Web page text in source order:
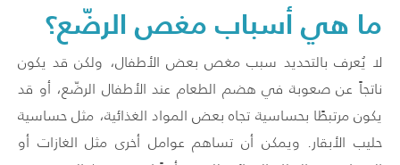
ما هي أسباب مغص الرضّع؟
لا يُعرف بالتحديد سبب مغص بعض الأطفال، ولكن قد يكون
ناتجاً عن صعوبة في هضم الطعام عند الأطفال الرضّع، أو قد
يكون مرتبطًا بحساسية تجاه بعض المواد الغذائية، مثل حساسية
حليب الأبقار. ويمكن أن تساهم عوامل أخرى مثل الغازات أو